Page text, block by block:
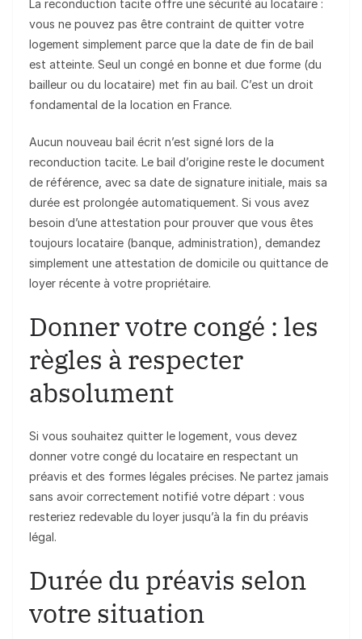
La reconduction tacite offre une sécurité au locataire :
vous ne pouvez pas être contraint de quitter votre
logement simplement parce que la date de fin de bail
est atteinte. Seul un congé en bonne et due forme (du
bailleur ou du locataire) met fin au bail. C’est un droit
fondamental de la location en France.
Aucun nouveau bail écrit n’est signé lors de la
reconduction tacite. Le bail d’origine reste le document
de référence, avec sa date de signature initiale, mais sa
durée est prolongée automatiquement. Si vous avez
besoin d’une attestation pour prouver que vous êtes
toujours locataire (banque, administration), demandez
simplement une attestation de domicile ou quittance de
loyer récente à votre propriétaire.
Donner votre congé : les
règles à respecter
absolument
Si vous souhaitez quitter le logement, vous devez
donner votre congé du locataire en respectant un
préavis et des formes légales précises. Ne partez jamais
sans avoir correctement notifié votre départ : vous
resteriez redevable du loyer jusqu’à la fin du préavis
légal.
Durée du préavis selon
votre situation